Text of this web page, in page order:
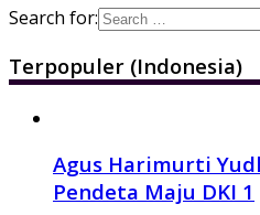
Search for:
Terpopuler (Indonesia)
Agus Harimurti
Pendeta Maju DKI 1